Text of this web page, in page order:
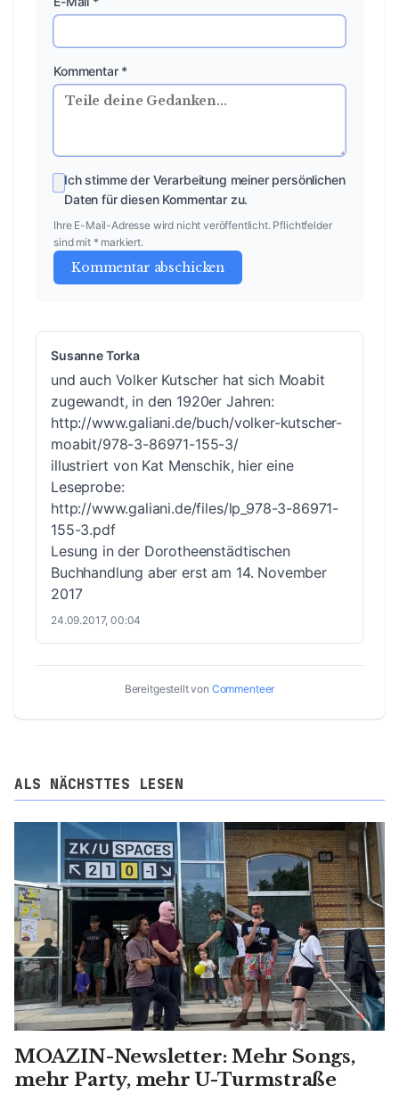
Kommentar *
Ich stimme der Verarbeitung meiner persönlichen
Daten für diesen Kommentar zu.
Ihre E-Mail-Adresse wird nicht veröffentlicht. Pflichtfelder
sind mit * markiert.
Kommentar abschicken
Susanne Torka
und auch Volker Kutscher hat sich Moabit
zugewandt, in den 1920er Jahren:
http://www.galiani.de/buch/volker-kutscher-
moabit/978-3-86971-155-3/
illustriert von Kat Menschik, hier eine
Leseprobe:
http://www.galiani.de/files/lp_978-3-86971-
155-3.pdf
Lesung in der Dorotheenstädtischen
Buchhandlung aber erst am 14. November
2017
24.09.2017, 00:04
Bereitgestellt von Commenteer
ALS NÄCHSTTES LESEN
MOAZIN-Newsletter: Mehr Songs,
mehr Party, mehr U-Turmstraße